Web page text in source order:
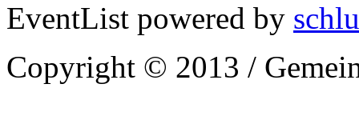
EventList powered by
Copyright © 2013 /